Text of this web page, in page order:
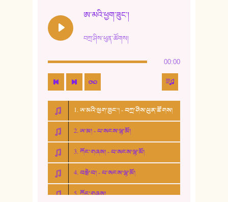
ཨ་མའི་ཕྱག་ཟུང་།
བཀྲ་ཤིས་ཕུན་ཚོགས།
00:00
1. ཨ་མའི་ཕྱག་ཟུང་། - བཀྲ་ཤིས་ཕུན་ཚོགས།
2. ཨ་མ། - པ་སངས་ལྷ་མོ།
3. ཀོང་གཞས། - པ་སངས་ལྷ་མོ།
4. བརྩེ་བ། - པ་སངས་ལྷ་མོ།
5. ཀོང་གཞས།